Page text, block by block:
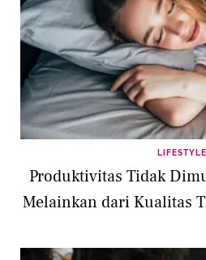
LIFESTYLE
Produktivitas Tidak
Melainkan dari Kualitas